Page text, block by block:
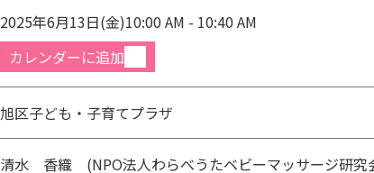
2025年6月13日(金)10:00 AM - 10:40 AM
カレンダーに追加
旭区子ども・子育てプラザ
清水 香織 (NPO法人わらべうたベビーマッサージ研究